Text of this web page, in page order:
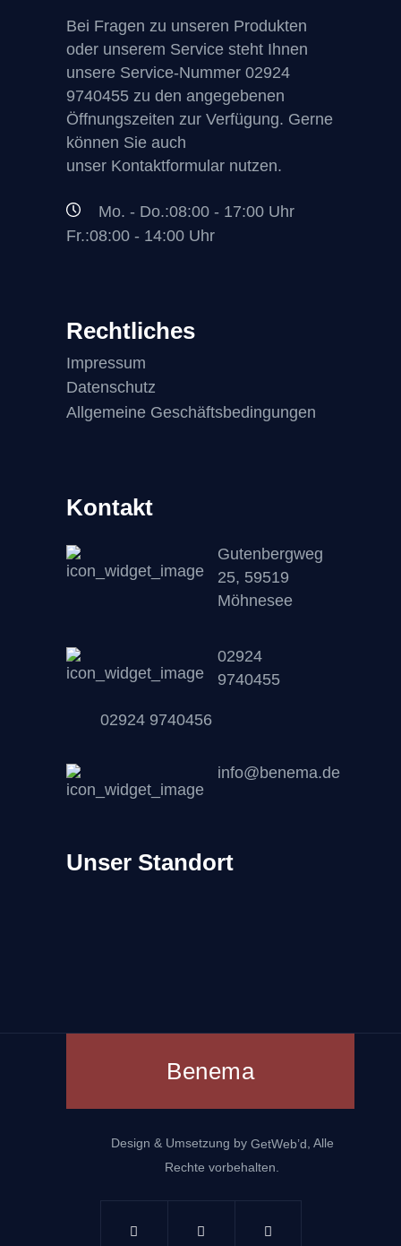
Bei Fragen zu unseren Produkten
oder unserem Service steht Ihnen
unsere Service-Nummer 02924
9740455 zu den angegebenen
Öffnungszeiten zur Verfügung. Gerne
können Sie auch
unser Kontaktformular nutzen.
Mo. - Do.:08:00 - 17:00 Uhr
Fr.:08:00 - 14:00 Uhr
Rechtliches
Impressum
Datenschutz
Allgemeine Geschäftsbedingungen
Kontakt
Gutenbergweg
25, 59519
Möhnesee
02924
9740455
02924 9740456
info@benema.de
Unser Standort
Benema
Design & Umsetzung by GetWeb’d , Alle
Rechte vorbehalten.